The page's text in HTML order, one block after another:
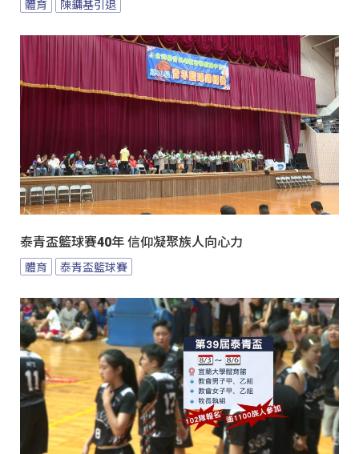
體育 陳鏞基引退
泰青盃籃球賽40年 信仰凝聚族人向心力
體育 泰青盃籃球賽